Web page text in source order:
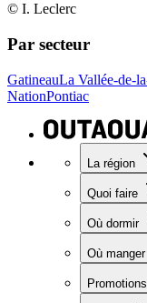
© I. Leclerc
Par secteur
GatineauLa Vallée-de-
NationPontiac
La région
Quoi faire
Où dormir
Où manger
Promotions